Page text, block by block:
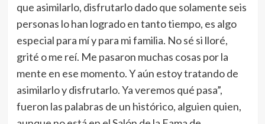
que asimilarlo, disfrutarlo dado que solamente seis
personas lo han logrado en tanto tiempo, es algo
especial para mí y para mi familia. No sé si lloré,
grité o me reí. Me pasaron muchas cosas por la
mente en ese momento. Y aún estoy tratando de
asimilarlo y disfrutarlo. Ya veremos qué pasa”,
fueron las palabras de un histórico, alguien quien,